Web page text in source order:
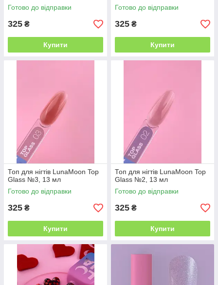
Готово до відправки
325 ₴
Купити
Готово до відправки
325 ₴
Купити
Топ для нігтів LunaMoon Top
Glass №3, 13 мл
Готово до відправки
325 ₴
Купити
Топ для нігтів LunaMoon Top
Glass №2, 13 мл
Готово до відправки
325 ₴
Купити